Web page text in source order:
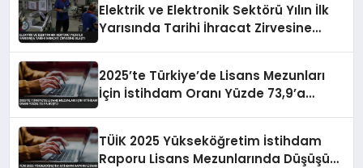
Elektrik ve Elektronik Sektörü Yılın İlk
Yarısında Tarihi İhracat Zirvesine
2025’te Türkiye’de Lisans Mezunları
İçin İstihdam Oranı Yüzde 73,9’a
TÜİK 2025 Yükseköğretim İstihdam
Raporu Lisans Mezunlarında Düşüşü